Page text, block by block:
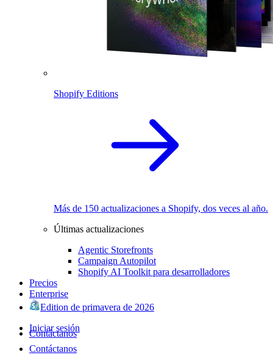
Shopify Editions
Más de 150 actualizaciones a Shopify, dos veces al año.
Últimas actualizaciones
Agentic Storefronts
Campaign Autopilot
Shopify AI Toolkit para desarrolladores
Precios
Enterprise
Edition de primavera de 2026
Iniciar sesión
Contáctanos
Contáctanos